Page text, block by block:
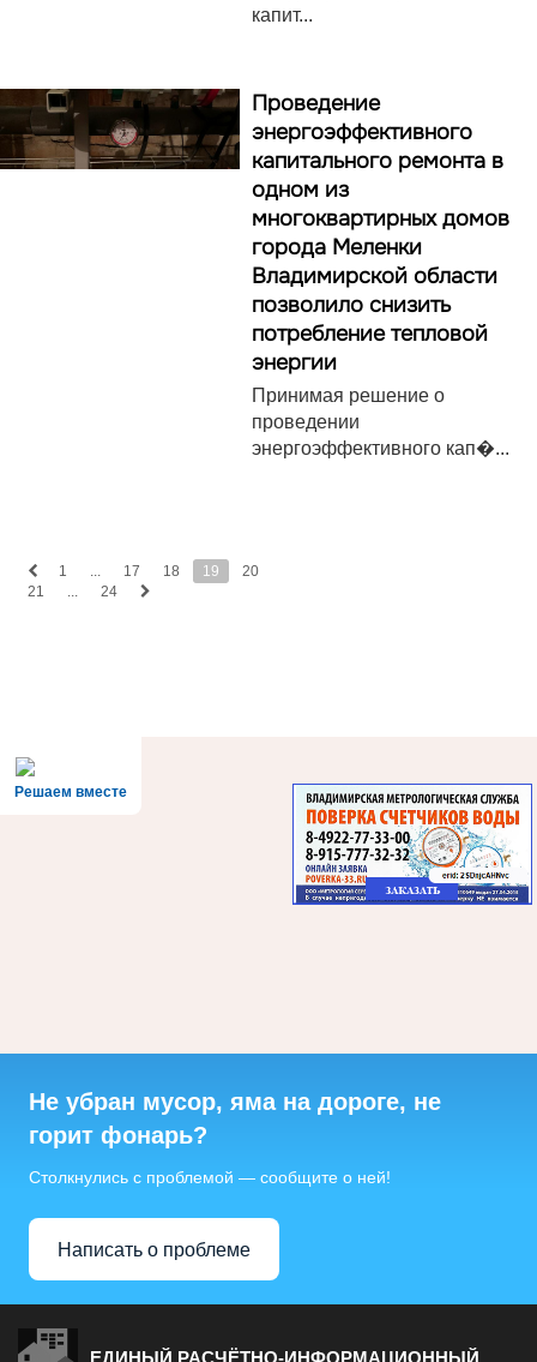
капит...
Проведение
энергоэффективного
капитального ремонта в
одном из
многоквартирных домов
города Меленки
Владимирской области
позволило снизить
потребление тепловой
энергии
Принимая решение о
проведении
энергоэффективного кап�...
1 17 18 19
20
21
24
Решаем вместе
Не убран мусор, яма на дороге, не
горит фонарь?
Столкнулись с проблемой — сообщите о ней!
Написать о проблеме
ЕДИНЫЙ РАСЧЁТНО-ИНФОРМАЦИОННЫЙ